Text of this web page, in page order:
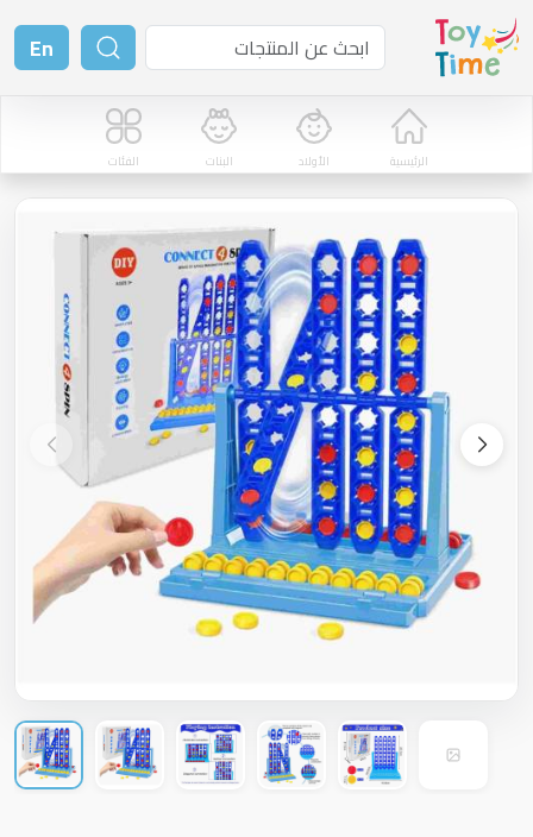
En
الرئيسية الأولاد البنات الفئات